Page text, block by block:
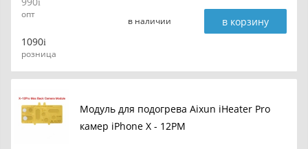
опт
1090
розница
в наличии в корзину
Модуль для подогрева Aixun iHeater Pro
камер iPhone X - 12PM